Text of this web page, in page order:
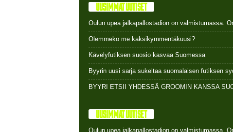
UUSIMMAT UUTISET
Oulun upea jalkapallostadion on valmistumassa.
Olemmeko me kaksikymmentäkuusi?
Kävelyfutiksen suosio kasvaa Suomessa
Byyrin uusi sarja sukeltaa suomalaisen futiksen
BYYRI ETSII YHDESSÄ GROOMIN KANSSA
UUSIMMAT UUTISET
Oulun upea jalkapallostadion on valmistumassa.